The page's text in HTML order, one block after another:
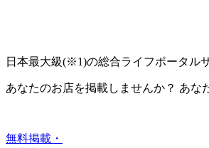
日本最大級(※1)の総合ライフポータル
あなたのお店を掲載しませんか？ あな
無料掲載・